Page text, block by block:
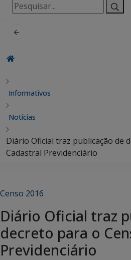
Pesquisar
por:
Informativos
Notícias
Diário Oficial traz publicação de
Cadastral Previdenciário
Censo 2016
Diário Oficial traz
decreto para o
Previdenciário